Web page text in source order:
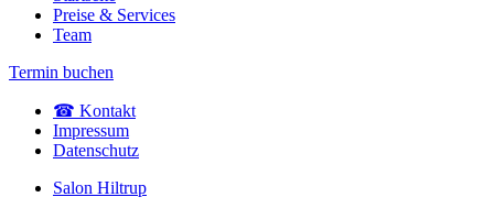
Preise & Services
Team
Termin buchen
☎ Kontakt
Impressum
Datenschutz
Salon Hiltrup